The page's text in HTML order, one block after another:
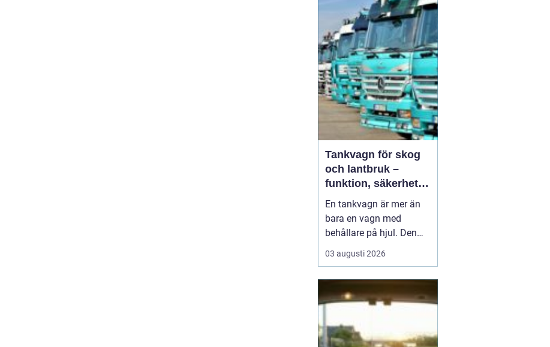
förlossningsförberedelse
och tiden efter att barnet
är fött. För må...
Tankvagn för skog
och lantbruk –
funktion, säkerhet
och smarta val
En tankvagn är mer än
bara en vagn med
behållare på hjul. Den
blir snabbt en
nyckelresurs i vardagen
skog, lantbruk och
entreprenadarbeten. När
eller andra vä...
03 augusti 2026